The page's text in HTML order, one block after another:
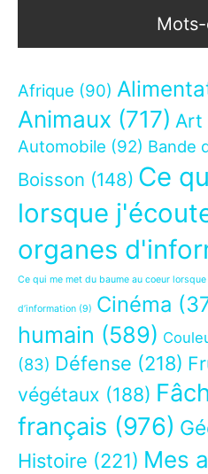
Afrique (90)
Animaux (717) Art
Automobile (92) Bande
Boisson (148) Ce
lorsque
organes
Ce qui me met du baume au coeur
d’information (9) Cinéma
humain (589)
(83) Défense (218)
végétaux (188)
français (976)
Histoire (221) Mes